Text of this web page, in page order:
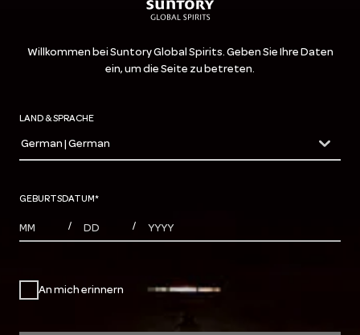
Willkommen bei Suntory Global Spirits. Geben Sie Ihre Daten
ein, um die Seite zu betreten.
LAND & SPRACHE
countryDropdown
German | German
GEBURTSDATUM*
MONTHS
/ DAYS / YEAR
An mich erinnern